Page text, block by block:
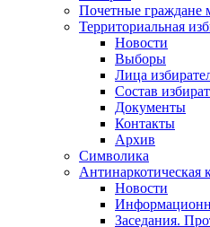
Почетные граждане
Территориальная
Новости
Выборы
Лица
Состав
Документы
Контакты
Архив
Символика
Антинаркотическая
Новости
Заседания.